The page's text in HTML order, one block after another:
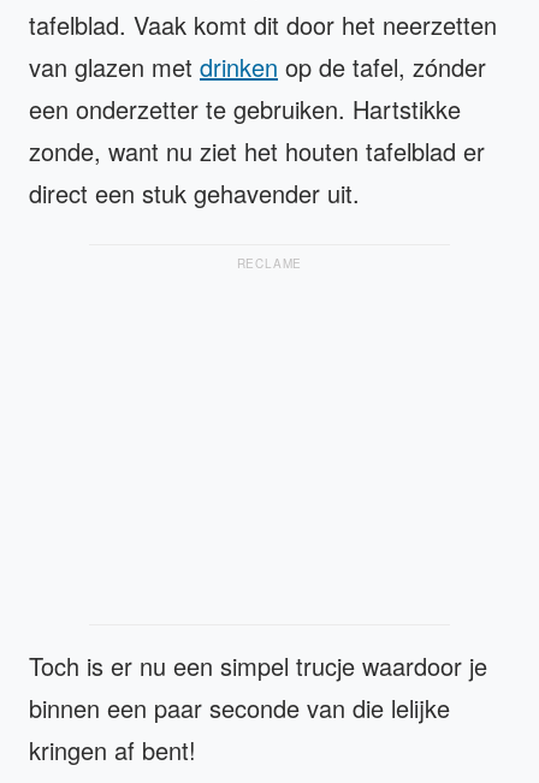
tafelblad. Vaak komt dit door het neerzetten
van glazen met drinken op de tafel, zónder
een onderzetter te gebruiken. Hartstikke
zonde, want nu ziet het houten tafelblad er
direct een stuk gehavender uit.
RECLAME
Toch is er nu een simpel trucje waardoor je
binnen een paar seconde van die lelijke
kringen af bent!